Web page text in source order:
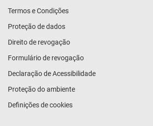
Termos e Condições
Proteção de dados
Direito de revogação
Formulário de revogação
Declaração de Acessibilidade
Proteção do ambiente
Definições de cookies